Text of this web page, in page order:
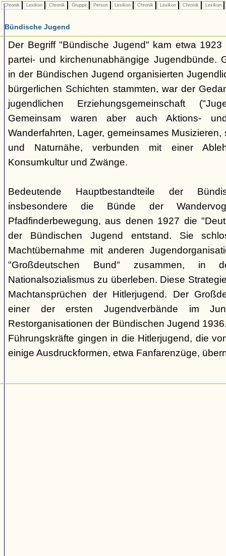
Chronik Lexikon Chronik Gruppe Person Lexikon Chronik Lexikon Chronik Lexikon
Bündische Jugend
Der Begriff "Bündische Jugend" kam etwa
partei- und kirchenunabhängige Jugendbünde.
in der Bündischen Jugend organisierten
bürgerlichen Schichten stammten, war der
jugendlichen Erziehungsgemeinschaft
Gemeinsam waren aber auch Aktions-
Wanderfahrten, Lager, gemeinsames
und Naturnähe, verbunden mit einer
Konsumkultur und Zwänge.
Bedeutende Hauptbestandteile der
insbesondere die Bünde der
Pfadfinderbewegung, aus denen 1927 die
der Bündischen Jugend entstand. Sie
Machtübernahme mit anderen
"Großdeutschen Bund" zusammen,
Nationalsozialismus zu überleben. Diese
Machtansprüchen der Hitlerjugend. Der
einer der ersten Jugendverbände im
Restorganisationen der Bündischen Jugend
Führungskräfte gingen in die Hitlerjugend, die
einige Ausdruckformen, etwa Fanfarenzüge,